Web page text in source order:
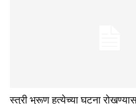
स्त्री भ्रूण हत्येच्या घटना